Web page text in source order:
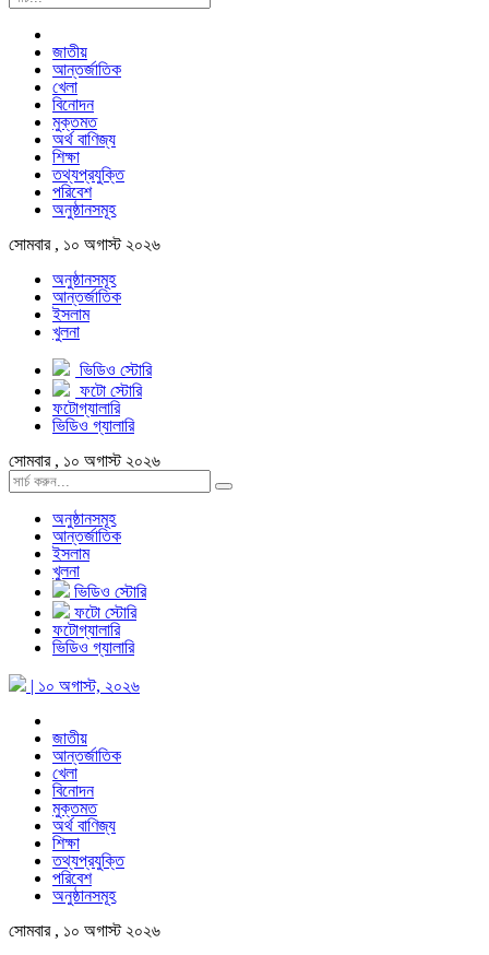
জাতীয়
আন্তর্জাতিক
খেলা
বিনোদন
মুক্তমত
অর্থ বাণিজ্য
শিক্ষা
তথ্যপ্রযুক্তি
পরিবেশ
অনুষ্ঠানসমূহ
সোমবার , ১০ অগাস্ট ২০২৬
অনুষ্ঠানসমূহ
আন্তর্জাতিক
ইসলাম
খুলনা
ভিডিও স্টোরি
ফটো স্টোরি
ফটোগ্যালারি
ভিডিও গ্যালারি
সোমবার , ১০ অগাস্ট ২০২৬
অনুষ্ঠানসমূহ
আন্তর্জাতিক
ইসলাম
খুলনা
ভিডিও স্টোরি
ফটো স্টোরি
ফটোগ্যালারি
ভিডিও গ্যালারি
| ১০ অগাস্ট, ২০২৬
জাতীয়
আন্তর্জাতিক
খেলা
বিনোদন
মুক্তমত
অর্থ বাণিজ্য
শিক্ষা
তথ্যপ্রযুক্তি
পরিবেশ
অনুষ্ঠানসমূহ
সোমবার , ১০ অগাস্ট ২০২৬